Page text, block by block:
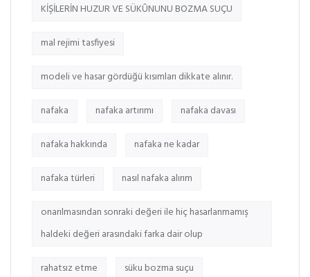
KİŞİLERİN HUZUR VE SÜKÛNUNU BOZMA SUÇU
mal rejimi tasfiyesi
modeli ve hasar gördüğü kısımları dikkate alınır.
nafaka nafaka artırımı nafaka davası
nafaka hakkında nafaka ne kadar
nafaka türleri nasıl nafaka alırım
onarılmasından sonraki değeri ile hiç hasarlanmamış
haldeki değeri arasındaki farka dair olup
rahatsız etme süku bozma suçu